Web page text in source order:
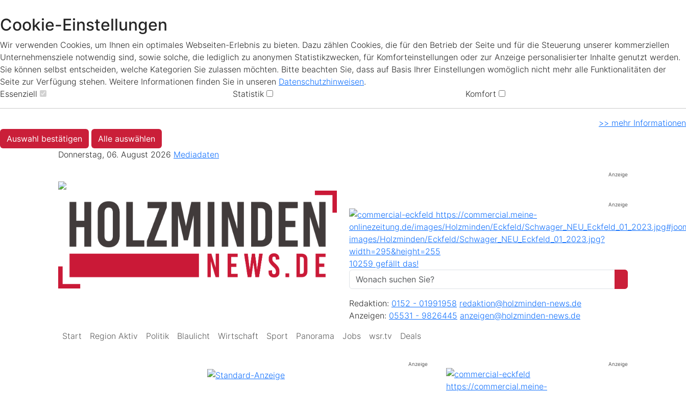
Cookie-Einstellungen
Wir verwenden Cookies, um Ihnen ein optimales Webseiten-Erlebnis zu bieten. Dazu zählen Cookies, die für den Betrieb der Seite und für die Steuerung unserer kommerziellen
Unternehmensziele notwendig sind, sowie solche, die lediglich zu anonymen Statistikzwecken, für Komforteinstellungen oder zur Anzeige personalisierter Inhalte genutzt werden.
Sie können selbst entscheiden, welche Kategorien Sie zulassen möchten. Bitte beachten Sie, dass auf Basis Ihrer Einstellungen womöglich nicht mehr alle Funktionalitäten der
Seite zur Verfügung stehen. Weitere Informationen finden Sie in unseren Datenschutzhinweisen.
Essenziell
Statistik Komfort
>> mehr Informationen
Auswahl bestätigen
Alle auswählen
Donnerstag, 06. August 2026 Mediadaten
Anzeige
Anzeige
10259 gefällt das!
Redaktion: 0152 - 01991958 redaktion@holzminden-news.de
Anzeigen: 05531 - 9826445 anzeigen@holzminden-news.de
Start
Region Aktiv Politik Blaulicht Wirtschaft Sport Panorama Jobs wsr.tv Deals
Anzeige Anzeige